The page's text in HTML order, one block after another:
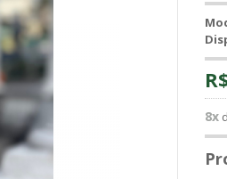
8x